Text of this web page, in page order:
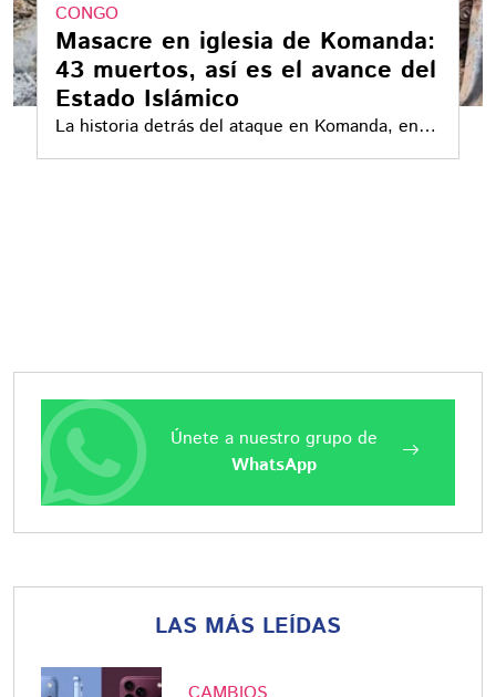
CONGO
Masacre en iglesia de Komanda:
43 muertos, así es el avance del
Estado Islámico
La historia detrás del ataque en Komanda, en la
parroquia Beato Anuarita
Únete a nuestro grupo de
WhatsApp
LAS MÁS LEÍDAS